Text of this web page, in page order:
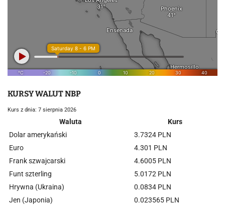
KURSY WALUT NBP
Kurs z dnia: 7 sierpnia 2026
Waluta
Kurs
Dolar amerykański
3.7324 PLN
Euro
4.301 PLN
Frank szwajcarski
4.6005 PLN
Funt szterling
5.0172 PLN
Hrywna (Ukraina)
0.0834 PLN
Jen (Japonia)
0.023565 PLN